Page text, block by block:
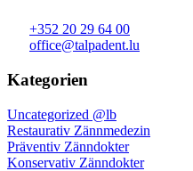
+352 20 29 64 00
office@talpadent.lu
Kategorien
Uncategorized @lb
Restaurativ Zännmedezin
Präventiv Zänndokter
Konservativ Zänndokter